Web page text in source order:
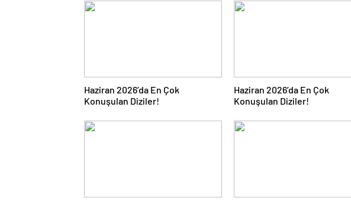
Haziran 2026’da En Çok
Konuşulan Diziler!
Haziran 2026’da En Çok
Konuşulan Diziler!